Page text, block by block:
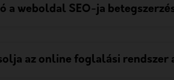
a weboldal SEO-ja
az online foglalási rendszer